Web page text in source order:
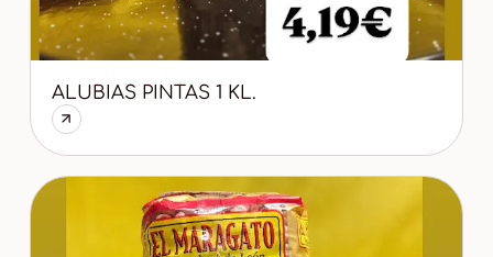
ALUBIAS PINTAS 1 KL.